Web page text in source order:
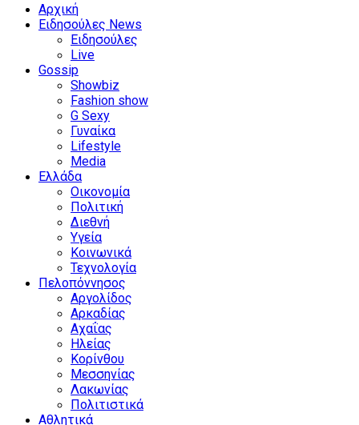
Αρχική
Ειδησούλες News
Ειδησούλες
Live
Gossip
Showbiz
Fashion show
G Sexy
Γυναίκα
Lifestyle
Media
Ελλάδα
Οικονομία
Πολιτική
Διεθνή
Υγεία
Κοινωνικά
Τεχνολογία
Πελοπόννησος
Αργολίδος
Αρκαδίας
Αχαΐας
Ηλείας
Κορίνθου
Μεσσηνίας
Λακωνίας
Πολιτιστικά
Αθλητικά